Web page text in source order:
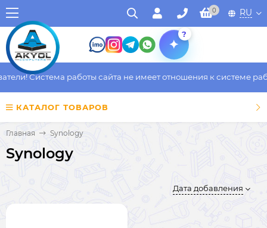
0 RU
?
Система работы сайта не имеет отношения к системе
КАТАЛОГ ТОВАРОВ
Главная Synology
Synology
Дата добавления